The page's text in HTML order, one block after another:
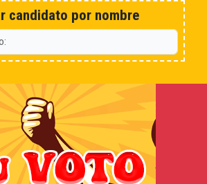
candidato por nombre